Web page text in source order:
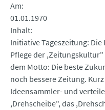
Am
01.01.1970
Inhalt
Initiative Tageszeitung:
Pflege der
dem Motto: Die beste
noch bessere Zeitung.
Ideensammler- und
,Drehscheibe", das